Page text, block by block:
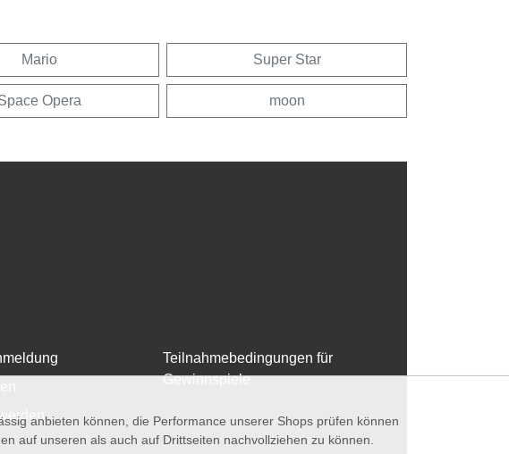
Mario Super Star
Opera moon
Teilnahmebedingungen für
Gewinnspiele
anbieten können, die Performance unserer Shops prüfen können
auf unseren als auch auf Drittseiten nachvollziehen zu können.